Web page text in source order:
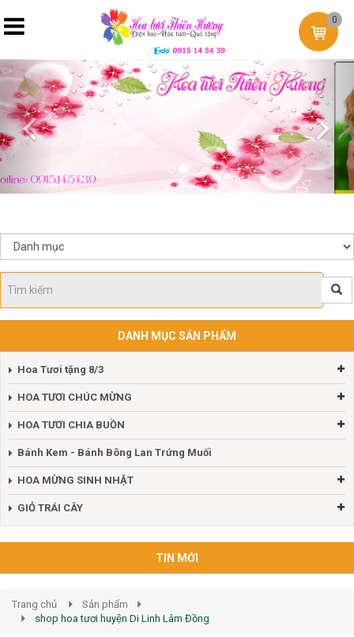
0
Previous
DANH MỤC SẢN PHẨM
Hoa Tươi tặng 8/3
Bánh Kem - Bánh Bông Lan Trứng Muối
HOA MỪNG SINH NHẬT
Trang chủ
Sản phẩm
shop hoa tươi huyện Di Linh Lâm Đồng